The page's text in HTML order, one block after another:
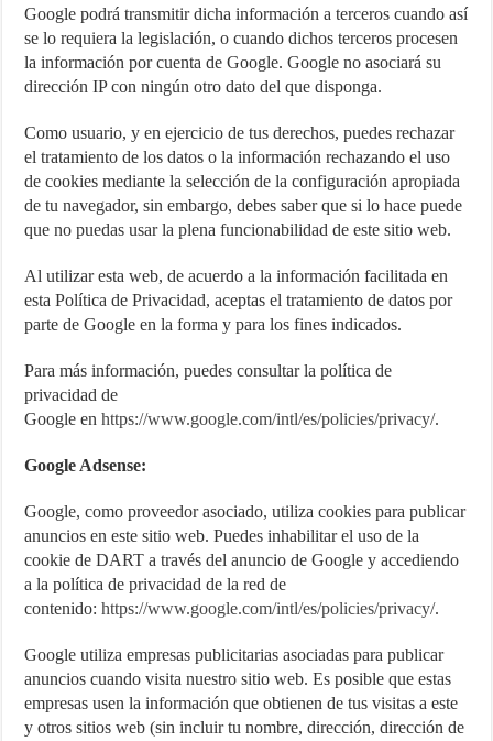
Google podrá transmitir dicha información a terceros cuando así
se lo requiera la legislación, o cuando dichos terceros procesen
la información por cuenta de Google. Google no asociará su
dirección IP con ningún otro dato del que disponga.
Como usuario, y en ejercicio de tus derechos, puedes rechazar
el tratamiento de los datos o la información rechazando el uso
de cookies mediante la selección de la configuración apropiada
de tu navegador, sin embargo, debes saber que si lo hace puede
que no puedas usar la plena funcionabilidad de este sitio web.
Al utilizar esta web, de acuerdo a la información facilitada en
esta Política de Privacidad, aceptas el tratamiento de datos por
parte de Google en la forma y para los fines indicados.
Para más información, puedes consultar la política de
privacidad de
Google enhttps://www.google.com/intl/es/policies/privacy/.
Google Adsense:
Google, como proveedor asociado, utiliza cookies para publicar
anuncios en este sitio web. Puedes inhabilitar el uso de la
cookie de DART a través del anuncio de Google y accediendo
a la política de privacidad de la red de
contenido:https://www.google.com/intl/es/policies/privacy/.
Google utiliza empresas publicitarias asociadas para publicar
anuncios cuando visita nuestro sitio web. Es posible que estas
empresas usen la información que obtienen de tus visitas a este
y otros sitios web (sin incluir tu nombre, dirección, dirección de